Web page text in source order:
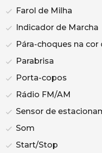
Farol de Milha
Indicador de Marcha
Pára-choques na cor
Parabrisa
Porta-copos
Rádio FM/AM
Sensor de
Som
Start/Stop